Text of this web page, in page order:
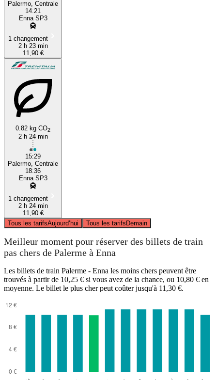
Palermo, Centrale
14:21
Enna SP3
1 changement
2 h 23 min
11,90 €
0.82 kg CO2
2 h 24 min
15:29
Palermo, Centrale
18:36
Enna SP3
1 changement
2 h 24 min
11,90 €
Tous les tarifsAujourd’hui Tous les tarifsDemain
Meilleur moment pour réserver des billets de train
pas chers de Palerme à Enna
Les billets de train Palerme - Enna les moins chers peuvent être
trouvés à partir de 10,25 € si vous avez de la chance, ou 10,80 € en
moyenne. Le billet le plus cher peut coûter jusqu'à 11,30 €.